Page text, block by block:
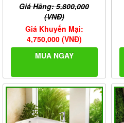
Giá Hãng: 5,800,000
(VNĐ)
Giá Khuyến Mại:
4,750,000 (VNĐ)
MUA NGAY